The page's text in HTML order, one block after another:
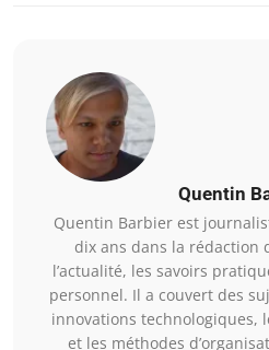
Quentin
Quentin Barbier est
dix ans dans la rédaction
l’actualité, les savoirs
personnel. Il a couvert des
innovations technologiques,
et les méthodes